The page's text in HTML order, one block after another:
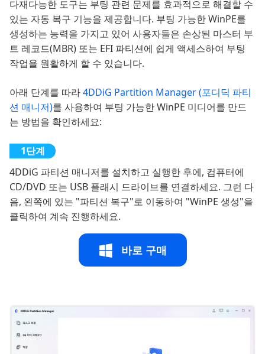
다재다능한 도구는 부팅 관련 문제를 효과적으로 해결할 수
있는 자동 복구 기능을 제공합니다. 부팅 가능한 WinPE를
생성하는 능력을 가지고 있어 사용자들은 손상된 마스터 부
트 레코드(MBR) 또는 EFI 파티션에 쉽게 액세스하여 부팅
작업을 원활하게 할 수 있습니다.
아래 단계를 따라4DDiG Partition Manager (포디딕 파티
션 매니저)를 사용하여 부팅 가능한 WinPE 미디어를 만드
는 방법을 확인하세요:
4DDiG 파티션 매니저를 설치하고 실행한 후에, 컴퓨터에
CD/DVD 또는 USB 플래시 드라이브를 연결하세요. 그런 다
음, 왼쪽에 있는 "파티션 복구"로 이동하여 "WinPE 생성"을
클릭하여 계속 진행하세요.
바로 구매